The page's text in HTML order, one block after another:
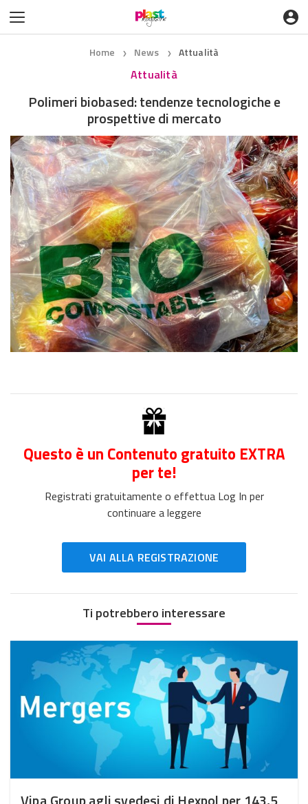
Home ❯ News ❯ Attualità
Attualità
Polimeri biobased: tendenze tecnologiche e
prospettive di mercato
Questo è un Contenuto gratuito EXTRA
per te!
Registrati gratuitamente o effettua Log In per
continuare a leggere
VAI ALLA REGISTRAZIONE
Ti potrebbero interessare